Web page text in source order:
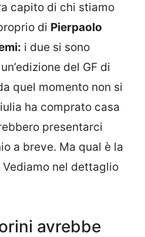
capito di chi stiamo
di Pierpaolo
i due si sono
del GF di
quel momento non si
ha comprato casa
presentarci
a breve. Ma qual è la
nel dettaglio
avrebbe